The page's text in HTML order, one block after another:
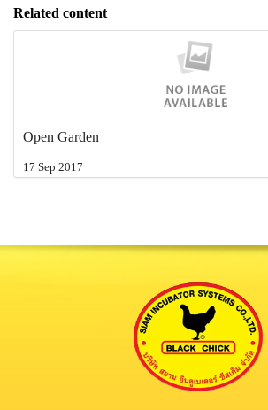
Related content
Open Garden
17 Sep 2017